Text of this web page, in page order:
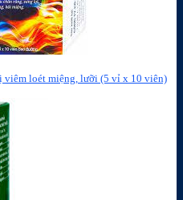
viêm loét miệng, lưỡi (5 vỉ x 10 viên)